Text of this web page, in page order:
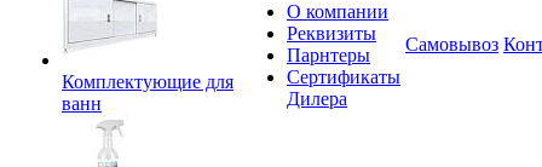
Комплектующие для
ванн
О компании
Реквизиты
Парнтеры
Сертификаты
Дилера
Самовывоз